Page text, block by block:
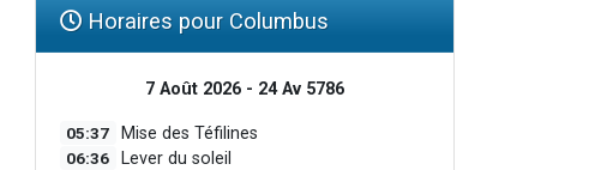
Horaires pour Columbus
7 Août 2026 - 24 Av 5786
05:37 Mise des Téfilines
06:36 Lever du soleil